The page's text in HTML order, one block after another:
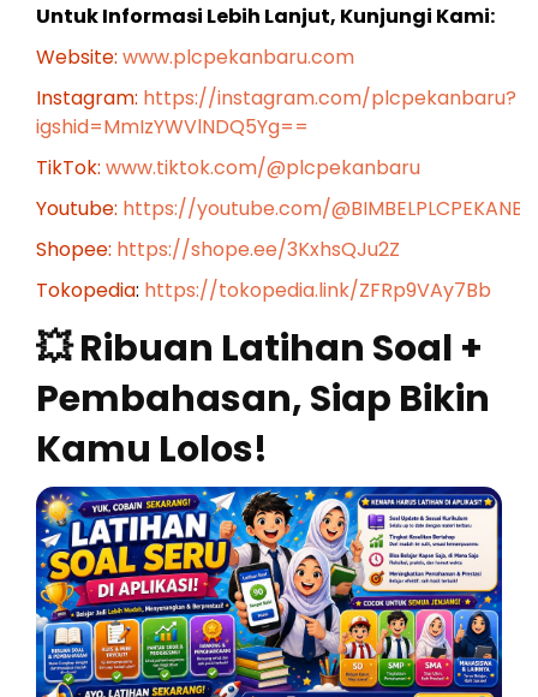
Untuk Informasi Lebih Lanjut, Kunjungi Kami:
Website: www.plcpekanbaru.com
Instagram: https://instagram.com/plcpekanbaru?
igshid=MmIzYWVlNDQ5Yg==
TikTok: www.tiktok.com/@plcpekanbaru
Youtube: https://youtube.com/
Shopee: https://shope.ee/3KxhsQJu2Z
Tokopedia: https://tokopedia.link/ZFRp9VAy7Bb
💥 Ribuan Latihan Soal +
Pembahasan, Siap Bikin
Kamu Lolos!